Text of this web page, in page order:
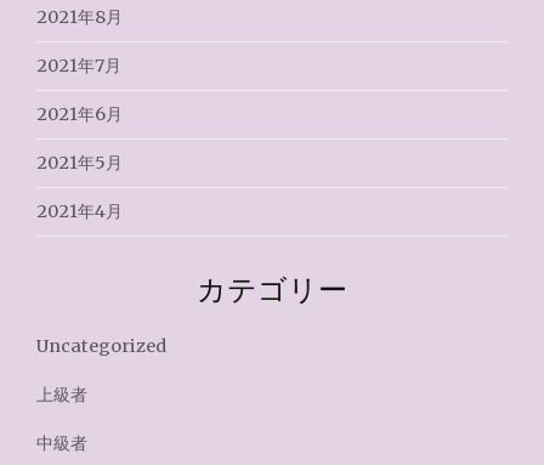
2021年8月
2021年7月
2021年6月
2021年5月
2021年4月
カテゴリー
Uncategorized
上級者
中級者